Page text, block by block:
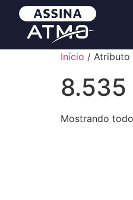
Início / Atributo
8.535
Mostrando